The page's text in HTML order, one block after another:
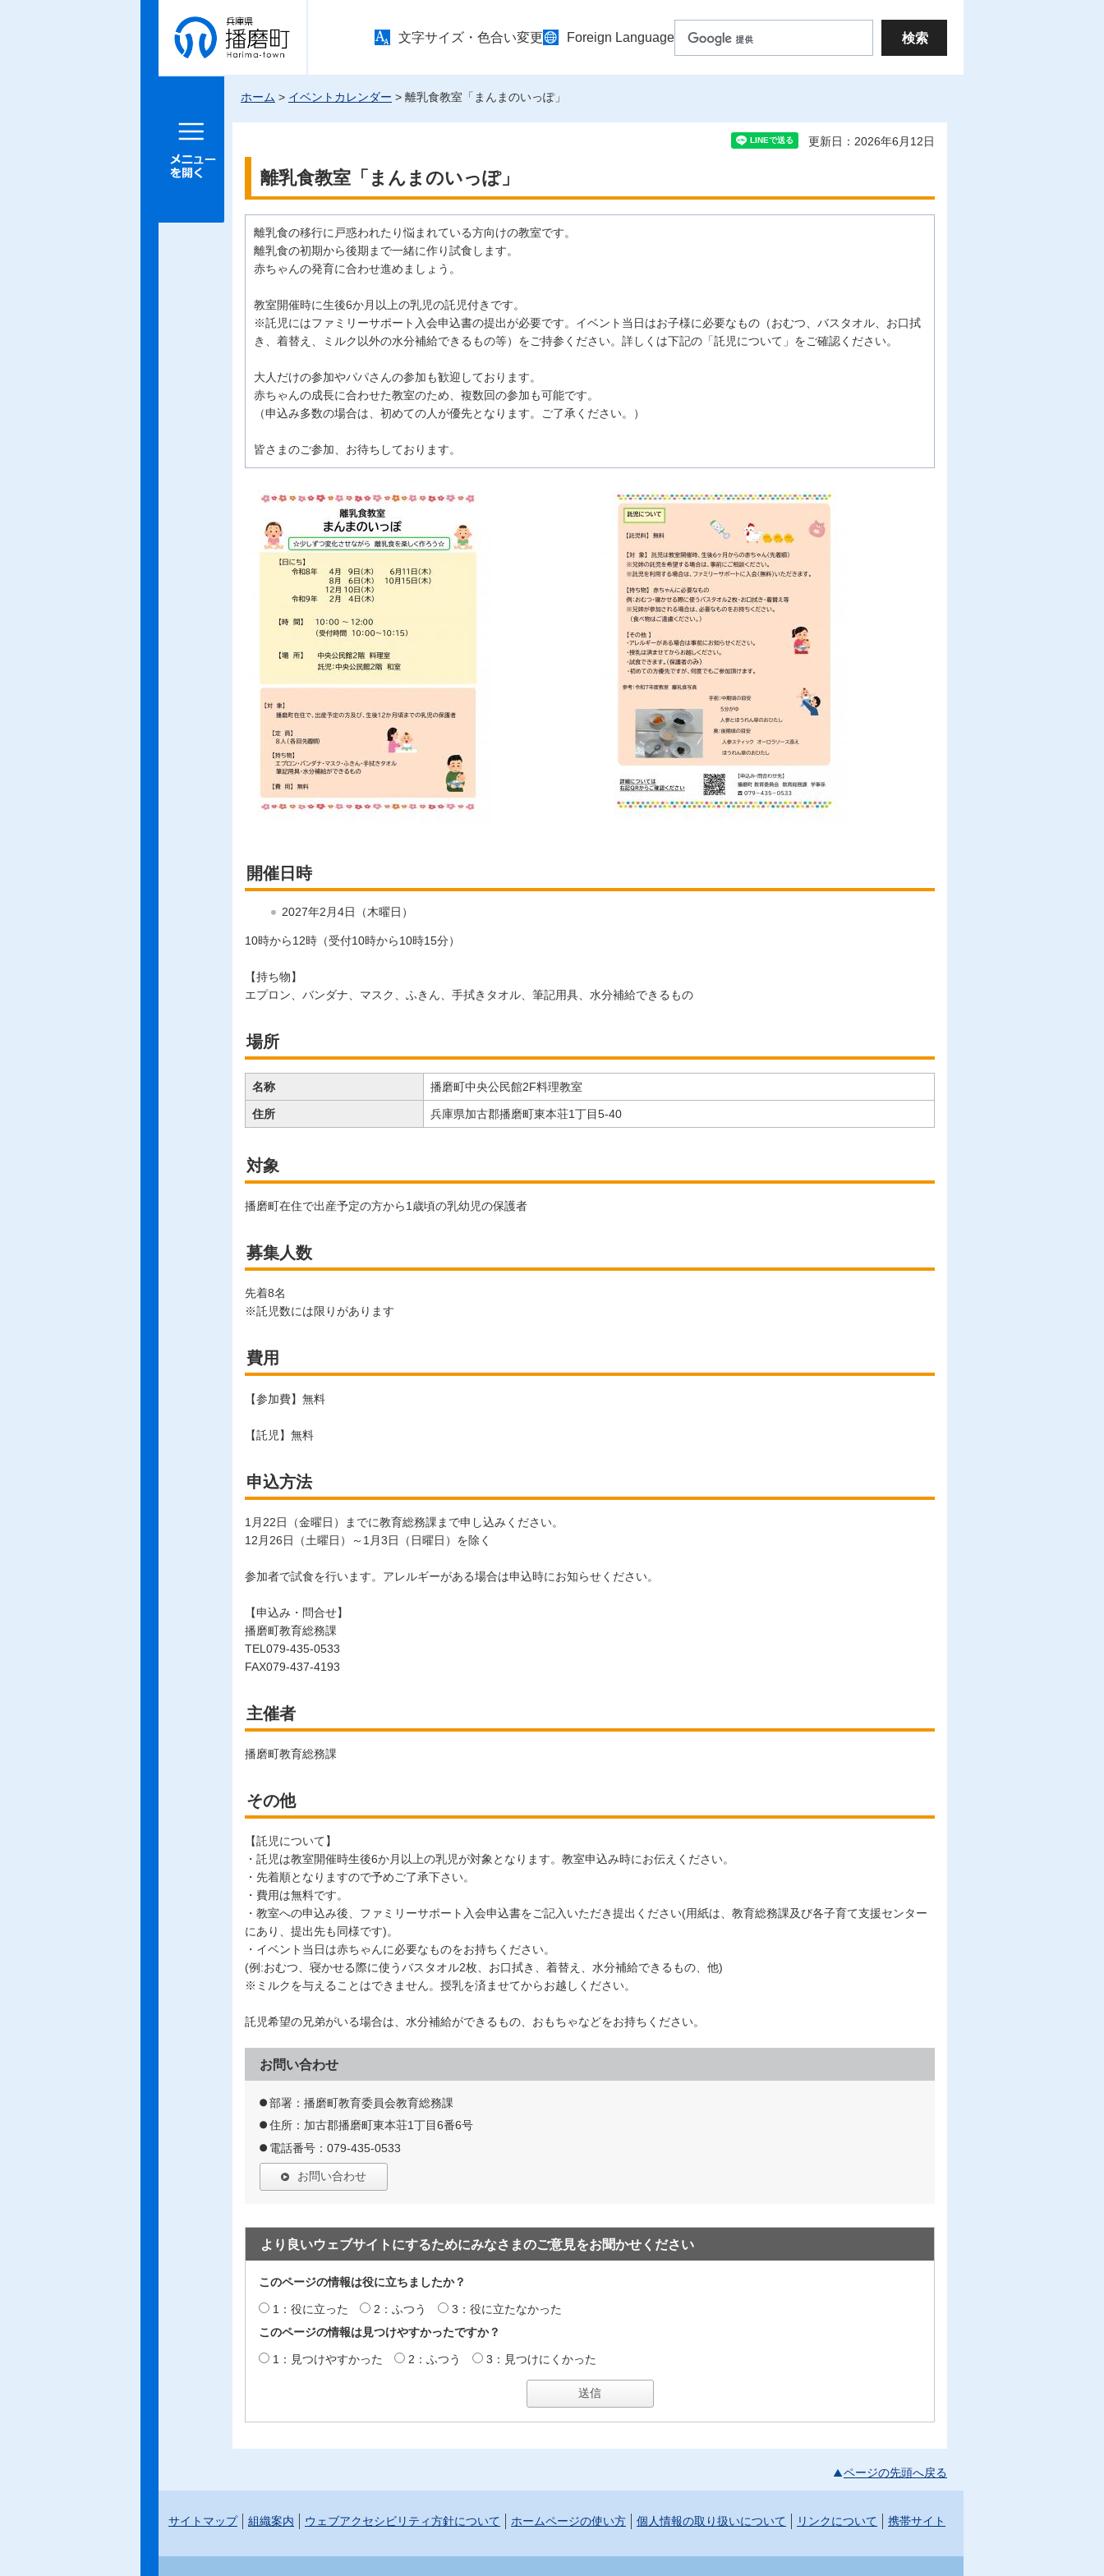
兵庫県 播
磨町
文字サイズ・色合い変更 Foreign Language
メニュー
ホーム > イベントカレンダー > 離乳食教室「まんまのいっぽ」
更新日：2026年6月12日
離乳食教室「まんまのいっぽ」
離乳食の移行に戸惑われたり悩まれている方向けの教室です。
離乳食の初期から後期まで一緒に作り試食します。
赤ちゃんの発育に合わせ進めましょう。
教室開催時に生後6か月以上の乳児の託児付きです。
※託児にはファミリーサポート入会申込書の提出が必要です。イベント当日はお子様に必要なもの（おむつ、バスタオル、お口拭
き、着替え、ミルク以外の水分補給できるもの等）をご持参ください。詳しくは下記の「託児について」をご確認ください。
大人だけの参加やパパさんの参加も歓迎しております。
赤ちゃんの成長に合わせた教室のため、複数回の参加も可能です。
（申込み多数の場合は、初めての人が優先となります。ご了承ください。）
皆さまのご参加、お待ちしております。
開催日時
2027年2月4日（木曜日）
10時から12時（受付10時から10時15分）
【持ち物】
エプロン、バンダナ、マスク、ふきん、手拭きタオル、筆記用具、水分補給できるもの
場所
名称 播磨町中央公民館2F料理教室
住所 兵庫県加古郡播磨町東本荘1丁目5-40
対象
播磨町在住で出産予定の方から1歳頃の乳幼児の保護者
募集人数
先着8名
※託児数には限りがあります
費用
【参加費】無料
【託児】無料
申込方法
1月22日（金曜日）までに教育総務課まで申し込みください。
12月26日（土曜日）～1月3日（日曜日）を除く
参加者で試食を行います。アレルギーがある場合は申込時にお知らせください。
【申込み・問合せ】
播磨町教育総務課
TEL079-435-0533
FAX079-437-4193
主催者
播磨町教育総務課
その他
【託児について】
・託児は教室開催時生後6か月以上の乳児が対象となります。教室申込み時にお伝えください。
・先着順となりますので予めご了承下さい。
・費用は無料です。
・教室への申込み後、ファミリーサポート入会申込書をご記入いただき提出ください(用紙は、教育総務課及び各子育て支援センター
にあり、提出先も同様です)。
・イベント当日は赤ちゃんに必要なものをお持ちください。
(例:おむつ、寝かせる際に使うバスタオル2枚、お口拭き、着替え、水分補給できるもの、他)
※ミルクを与えることはできません。授乳を済ませてからお越しください。
託児希望の兄弟がいる場合は、水分補給ができるもの、おもちゃなどをお持ちください。
お問い合わせ
部署：播磨町教育委員会教育総務課
住所：加古郡播磨町東本荘1丁目6番6号
電話番号：079-435-0533
お問い合わせ
より良いウェブサイトにするためにみなさまのご意見をお聞かせください
このページの情報は役に立ちましたか？
1：役に立った 2：ふつう
3：役に立たなかった
このページの情報は見つけやすかったですか？
1：見つけやすかった 2：ふつう 3：見つけにくかった
ページの先頭へ戻る
サイトマップ 組織案内 ウェブアクセシビリティ方針について ホームページの使い方 個人情報の取り扱いについて リンクについて 携帯サイト